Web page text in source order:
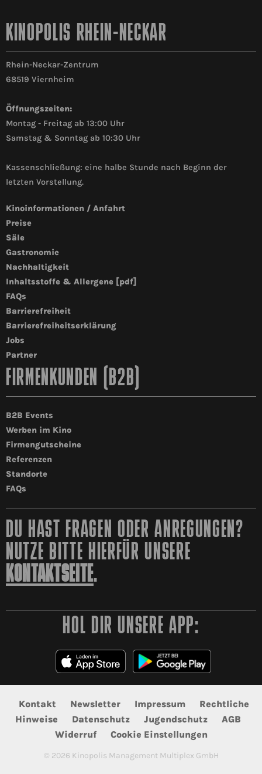
KINOPOLIS RHEIN-NECKAR
Rhein-Neckar-Zentrum
68519 Viernheim
Öffnungszeiten:
Montag - Freitag ab 13:00 Uhr
Samstag & Sonntag ab 10:30 Uhr
Kassenschließung: eine halbe Stunde nach Beginn der
letzten Vorstellung.
Kinoinformationen / Anfahrt
Preise
Säle
Gastronomie
Nachhaltigkeit
Inhaltsstoffe & Allergene [pdf]
FAQs
Barrierefreiheit
Barrierefreiheitserklärung
Jobs
Partner
FIRMENKUNDEN (B2B)
B2B Events
Werben im Kino
Firmengutscheine
Referenzen
Standorte
FAQs
DU HAST FRAGEN ODER ANREGUNGEN?
NUTZE BITTE HIERFÜR UNSERE
KONTAKTSEITE.
HOL DIR UNSERE APP:
Kontakt Newsletter Impressum
Rechtliche
Hinweise
Datenschutz Jugendschutz
AGB
Widerruf
Cookie Einstellungen
© 2026 Kinopolis Management Multiplex GmbH